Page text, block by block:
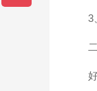
3、
二
好看